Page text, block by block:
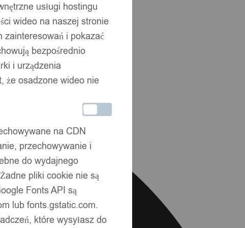
usługi hostingu
wideo na naszej stronie
zainteresowań i pokazać
bezpośrednio
i urządzenia
że osadzone wideo nie
na CDN
przechowywanie i
do wydajnego
pliki cookie nie są
Fonts API są
lub fonts.gstatic.com.
które wysyłasz do